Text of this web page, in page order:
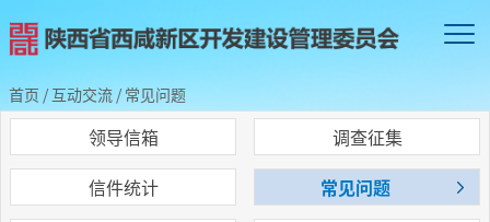
首页 / 互动交流 / 常见问题
领导信箱
调查征集
信件统计
常见问题